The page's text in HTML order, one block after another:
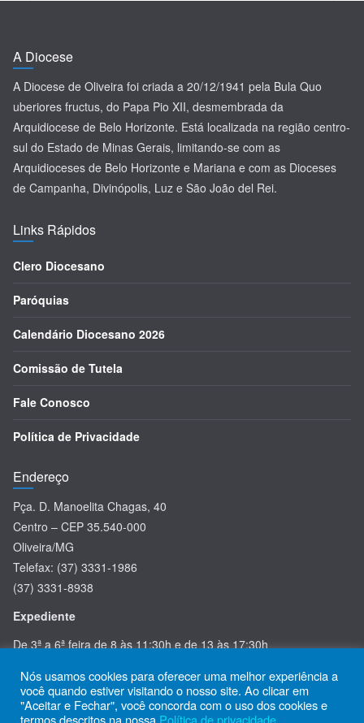
A Diocese
A Diocese de Oliveira foi criada a 20/12/1941 pela Bula Quo
uberiores fructus, do Papa Pio XII, desmembrada da
Arquidiocese de Belo Horizonte. Está localizada na região centro-
sul do Estado de Minas Gerais, limitando-se com as
Arquidioceses de Belo Horizonte e Mariana e com as Dioceses
de Campanha, Divinópolis, Luz e São João del Rei.
Links Rápidos
Clero Diocesano
Paróquias
Calendário Diocesano 2026
Comissão de Tutela
Fale Conosco
Política de Privacidade
Endereço
Pça. D. Manoelita Chagas, 40
Centro – CEP 35.540-000
Oliveira/MG
Telefax: (37) 3331-1986
(37) 3331-8938
Expediente
De 3ª a 6ª feira de 8 às 11:30h e de 13 às 17:30h
Nós usamos cookies para oferecer uma melhor experiência a
você quando estiver visitando o nosso site. Ao clicar em
"Aceitar e Fechar", você concorda com o uso dos cookies e
termos descritos na nossa Política de privacidade